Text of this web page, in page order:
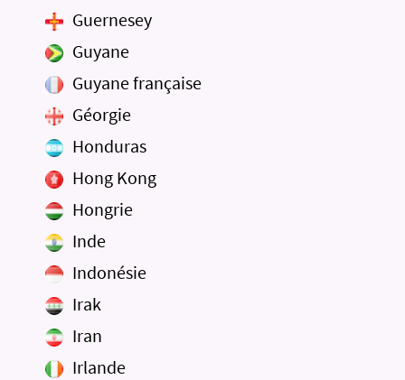
Guernesey
Guyane
Guyane française
Géorgie
Honduras
Hong Kong
Hongrie
Inde
Indonésie
Irak
Iran
Irlande